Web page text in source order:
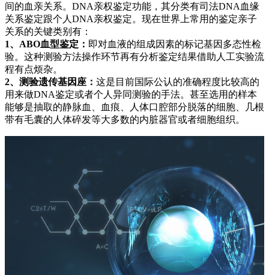
间的血亲关系。DNA亲权鉴定功能，其分类有司法DNA血缘
关系鉴定跟个人DNA亲权鉴定。现在世界上常用的鉴定亲子
关系的关键类别有：
1、ABO血型鉴定： 即对血液的组成因素的标记基因多态性检
验。这种测验方法操作环节再有分析鉴定结果借助人工实验流
程有点烦杂。
2、测验遗传基因座： 这是目前国际公认的准确程度比较高的
用来做DNA鉴定或者个人异同测验的手法。甚至选用的样本
能够是抽取的静脉血、血痕、人体口腔部分脱落的细胞、几根
带有毛囊的人体碎发等大多数的内脏器官或者细胞组织。